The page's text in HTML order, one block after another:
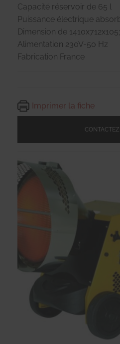
Capacité réservoir de 65 l
Puissance électrique
Dimension de
Alimentation 230V-50 Hz
Fabrication France
Imprimer la fiche